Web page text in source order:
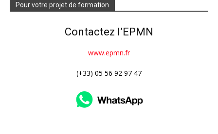
Pour votre projet de formation
Contactez l’EPMN
www.epmn.fr
(+33) 05 56 92 97 47